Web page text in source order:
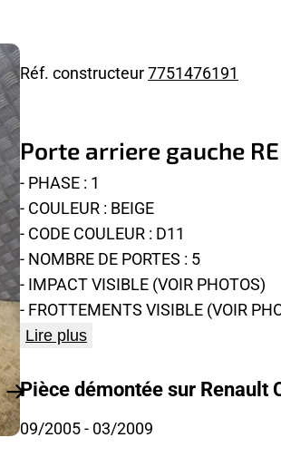
Réf. constructeur7751476191
Porte arriere gauche
- PHASE : 1
- COULEUR : BEIGE
- CODE COULEUR : D11
- NOMBRE DE PORTES : 5
- IMPACT VISIBLE (VOIR PHOTOS)
- FROTTEMENTS VISIBLE (VOIR
Lire plus
Pièce démontée sur Renault
09/2005- 03/2009